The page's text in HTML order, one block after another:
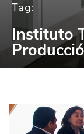
Tag:
Instituto